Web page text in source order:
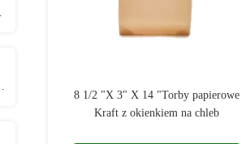
8 1/2 "X 3" X 14 "Torby papierowe
Kraft z okienkiem na chleb